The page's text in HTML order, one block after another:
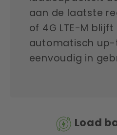
aan de laatste
of 4G LTE-M
automatisch
eenvoudig in
Load